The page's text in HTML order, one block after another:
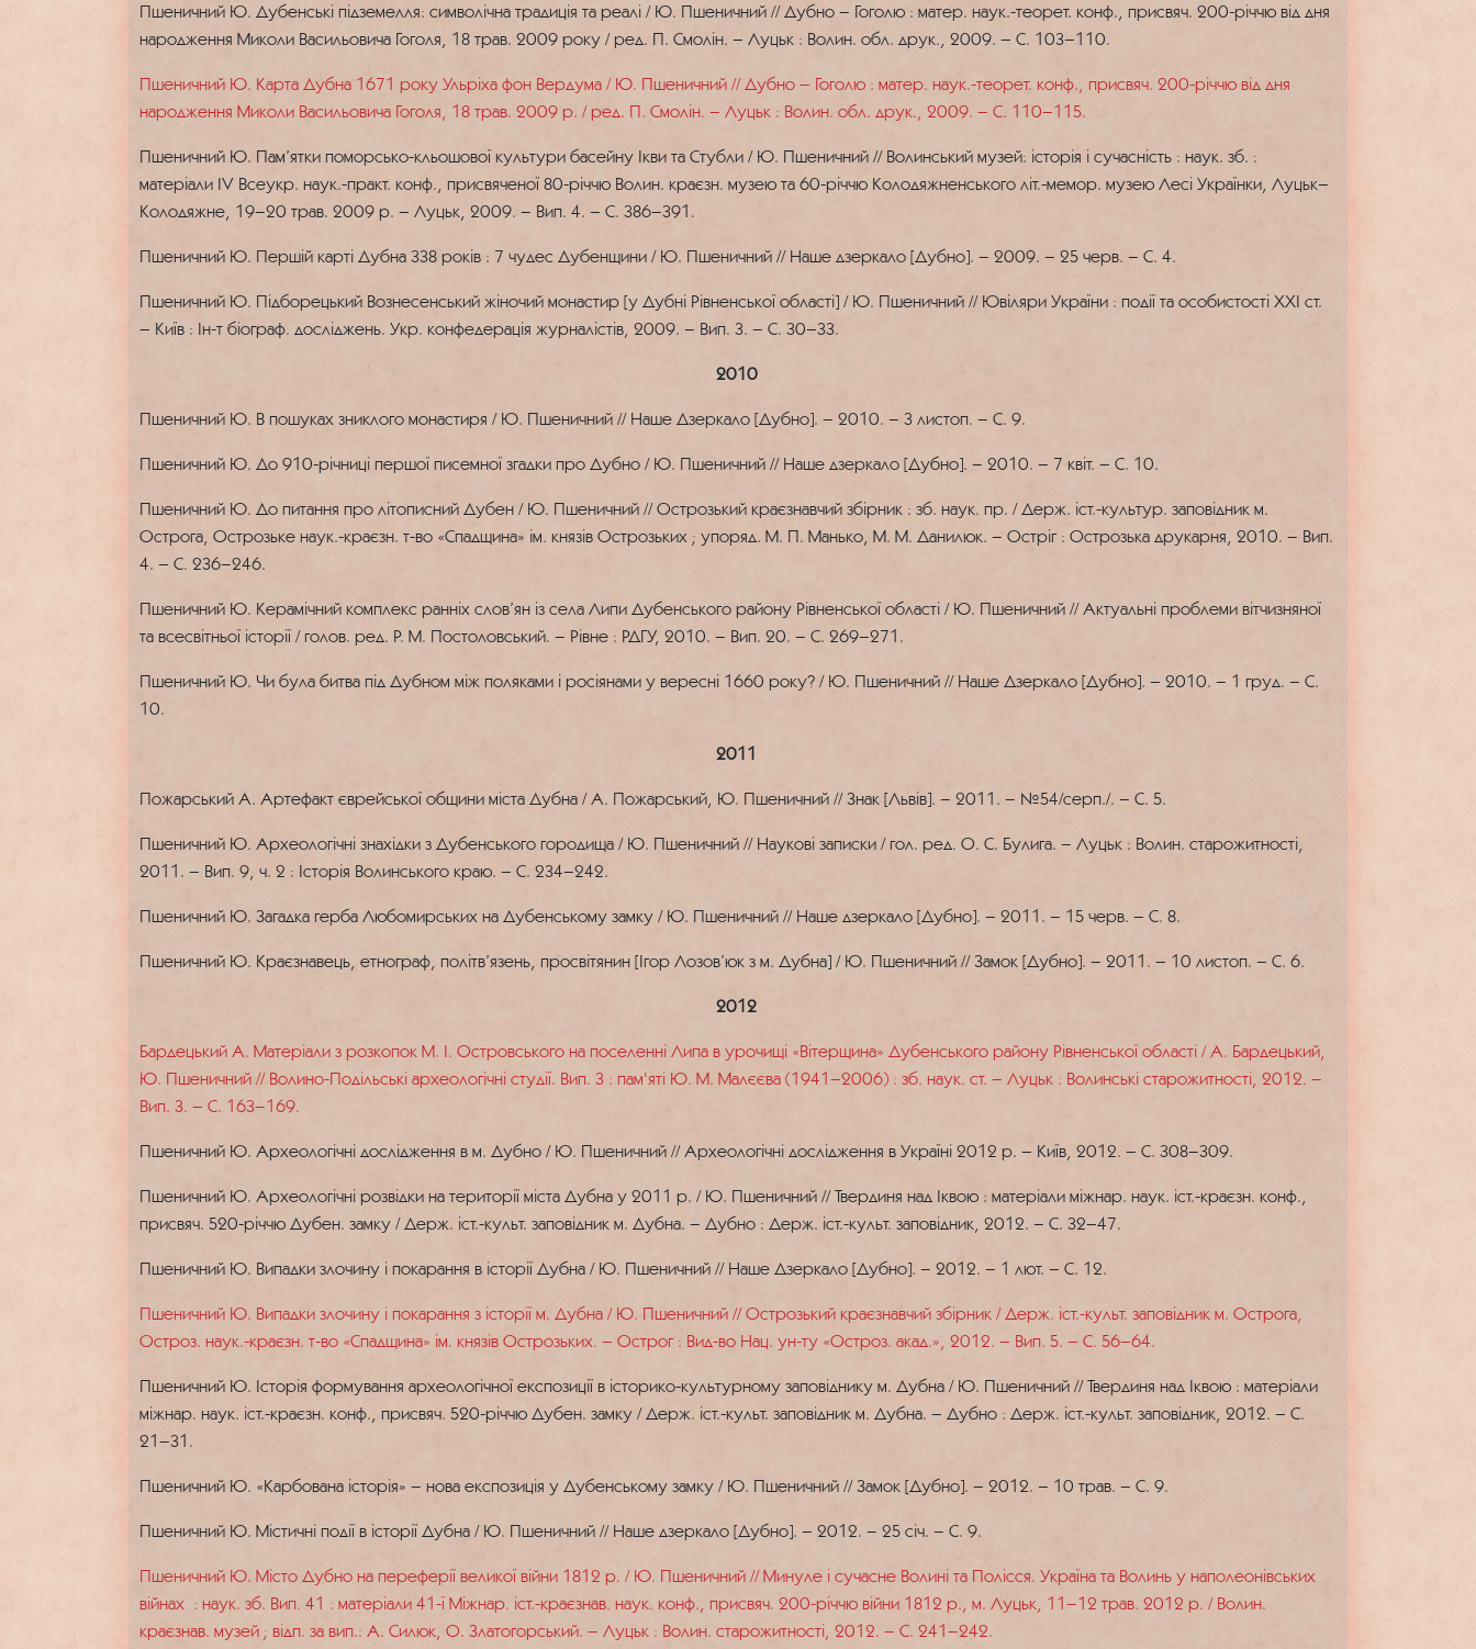
Пшеничний Ю. Дубенські підземелля: символічна традиція та реалі / Ю. Пшеничний // Дубно – Гоголю : матер. наук.-теорет. конф., присвяч. 200-річчю від дня
народження Миколи Васильовича Гоголя, 18 трав. 2009 року / ред. П. Смолін. – Луцьк : Волин. обл. друк., 2009. – С. 103–110.
Пшеничний Ю. Карта Дубна 1671 року Ульріха фон Вердума / Ю. Пшеничний // Дубно – Гоголю : матер. наук.-теорет. конф., присвяч. 200-річчю від дня
народження Миколи Васильовича Гоголя, 18 трав. 2009 р. / ред. П. Смолін. – Луцьк : Волин. обл. друк., 2009. – С. 110–115.
Пшеничний Ю. Пам’ятки поморсько-кльошової культури басейну Ікви та Стубли / Ю. Пшеничний // Волинський музей: історія і сучасність : наук. зб. :
матеріали IV Всеукр. наук.-практ. конф., присвяченої 80-річчю Волин. краєзн. музею та 60-річчю Колодяжненського літ.-мемор. музею Лесі Українки, Луцьк–
Колодяжне, 19–20 трав. 2009 р. – Луцьк, 2009. – Вип. 4. – С. 386–391.
Пшеничний Ю. Першій карті Дубна 338 років : 7 чудес Дубенщини / Ю. Пшеничний // Наше дзеркало [Дубно]. – 2009. – 25 черв. – С. 4.
Пшеничний Ю. Підборецький Вознесенський жіночий монастир [у Дубні Рівненської області] / Ю. Пшеничний // Ювіляри України : події та особистості ХХІ ст.
– Київ : Ін-т біограф. досліджень. Укр. конфедерація журналістів, 2009. – Вип. 3. – С. 30–33.
2010
Пшеничний Ю. В пошуках зниклого монастиря / Ю. Пшеничний // Наше Дзеркало [Дубно]. – 2010. – 3 листоп. – С. 9.
Пшеничний Ю. До 910-річниці першої писемної згадки про Дубно / Ю. Пшеничний // Наше дзеркало [Дубно]. – 2010. – 7 квіт. – С. 10.
Пшеничний Ю. До питання про літописний Дубен / Ю. Пшеничний // Острозький краєзнавчий збірник : зб. наук. пр. / Держ. іст.-культур. заповідник м.
Острога, Острозьке наук.-краєзн. т-во «Спадщина» ім. князів Острозьких ; упоряд. М. П. Манько, М. М. Данилюк. – Остріг : Острозька друкарня, 2010. – Вип.
4. – С. 236–246.
Пшеничний Ю. Керамічний комплекс ранніх слов’ян із села Липи Дубенського району Рівненської області / Ю. Пшеничний // Актуальні проблеми вітчизняної
та всесвітньої історії / голов. ред. Р. М. Постоловський. – Рівне : РДГУ, 2010. – Вип. 20. – С. 269–271.
Пшеничний Ю. Чи була битва під Дубном між поляками і росіянами у вересні 1660 року? / Ю. Пшеничний // Наше Дзеркало [Дубно]. – 2010. – 1 груд. – С.
10.
2011
Пожарський А. Артефакт єврейської общини міста Дубна / А. Пожарський, Ю. Пшеничний // Знак [Львів]. – 2011. – №54/серп./. – С. 5.
Пшеничний Ю. Археологічні знахідки з Дубенського городища / Ю. Пшеничний // Наукові записки / гол. ред. О. С. Булига. – Луцьк : Волин. старожитності,
2011. – Вип. 9, ч. 2 : Історія Волинського краю. – С. 234–242.
Пшеничний Ю. Загадка герба Любомирських на Дубенському замку / Ю. Пшеничний // Наше дзеркало [Дубно]. – 2011. – 15 черв. – С. 8.
Пшеничний Ю. Краєзнавець, етнограф, політв’язень, просвітянин [Ігор Лозов’юк з м. Дубна] / Ю. Пшеничний // Замок [Дубно]. – 2011. – 10 листоп. – С. 6.
2012
Бардецький А. Матеріали з розкопок М. І. Островського на поселенні Липа в урочищі «Вітерщина» Дубенського району Рівненської області / А. Бардецький,
Ю. Пшеничний // Волино-Подільські археологічні студії. Вип. 3 : пам'яті Ю. М. Малєєва (1941–2006) : зб. наук. ст. – Луцьк : Волинські старожитності, 2012. –
Вип. 3. – С. 163–169.
Пшеничний Ю. Археологічні дослідження в м. Дубно / Ю. Пшеничний // Археологічні дослідження в Україні 2012 р. – Київ, 2012. – С. 308–309.
Пшеничний Ю. Археологічні розвідки на території міста Дубна у 2011 р. / Ю. Пшеничний // Твердиня над Іквою : матеріали міжнар. наук. іст.-краєзн. конф.,
присвяч. 520-річчю Дубен. замку / Держ. іст.-культ. заповідник м. Дубна. – Дубно : Держ. іст.-культ. заповідник, 2012. – С. 32–47.
Пшеничний Ю. Випадки злочину і покарання в історії Дубна / Ю. Пшеничний // Наше Дзеркало [Дубно]. – 2012. – 1 лют. – С. 12.
Пшеничний Ю. Випадки злочину і покарання з історії м. Дубна / Ю. Пшеничний // Острозький краєзнавчий збірник / Держ. іст.-культ. заповідник м. Острога,
Остроз. наук.-краєзн. т-во «Спадщина» ім. князів Острозьких. – Острог : Вид-во Нац. ун-ту «Остроз. акад.», 2012. – Вип. 5. – С. 56–64.
Пшеничний Ю. Історія формування археологічної експозиції в історико-культурному заповіднику м. Дубна / Ю. Пшеничний // Твердиня над Іквою : матеріали
міжнар. наук. іст.-краєзн. конф., присвяч. 520-річчю Дубен. замку / Держ. іст.-культ. заповідник м. Дубна. – Дубно : Держ. іст.-культ. заповідник, 2012. – С.
21–31.
Пшеничний Ю. «Карбована історія» – нова експозиція у Дубенському замку / Ю. Пшеничний // Замок [Дубно]. – 2012. – 10 трав. – С. 9.
Пшеничний Ю. Містичні події в історії Дубна / Ю. Пшеничний // Наше дзеркало [Дубно]. – 2012. – 25 січ. – С. 9.
Пшеничний Ю. Місто Дубно на переферії великої війни 1812 р. / Ю. Пшеничний // Минуле і сучасне Волині та Полісся. Україна та Волинь у наполеонівських
війнах : наук. зб. Вип. 41 : матеріали 41-ї Міжнар. іст.-краєзнав. наук. конф., присвяч. 200-річчю війни 1812 р., м. Луцьк, 11–12 трав. 2012 р. / Волин.
краєзнав. музей ; відп. за вип.: А. Силюк, О. Златогорський. – Луцьк : Волин. старожитності, 2012. – С. 241–242.